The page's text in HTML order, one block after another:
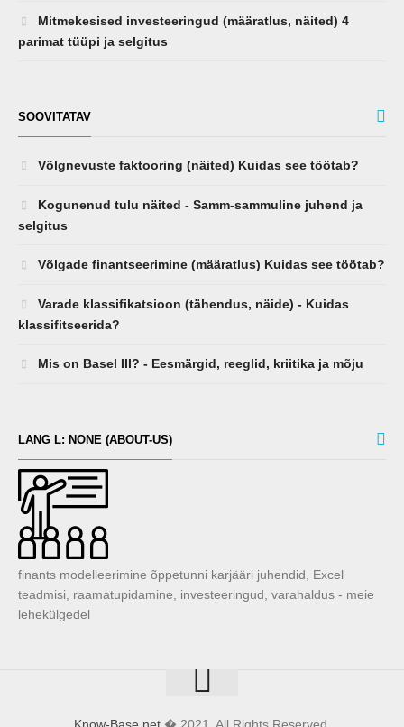
Mitmekesised investeeringud (määratlus, näited) 4
parimat tüüpi ja selgitus
SOOVITATAV
Võlgnevuste faktooring (näited) Kuidas see töötab?
Kogunenud tulu näited - Samm-sammuline juhend ja
selgitus
Võlgade finantseerimine (määratlus) Kuidas see töötab?
Varade klassifikatsioon (tähendus, näide) - Kuidas
klassifitseerida?
Mis on Basel III? - Eesmärgid, reeglid, kriitika ja mõju
LANG L: NONE (ABOUT-US)
finants modelleerimine õppetunni karjääri juhendid, Excel
teadmisi, raamatupidamine, investeeringud, varahaldus - meie
lehekülgedel